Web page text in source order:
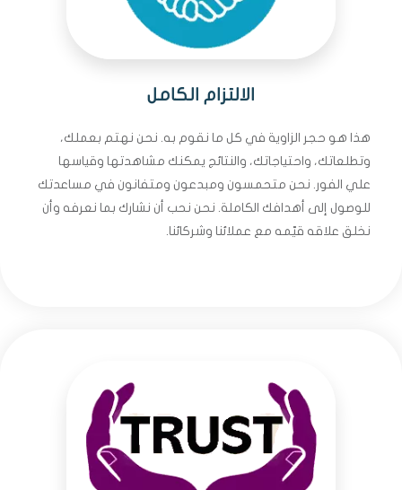
الالتزام الكامل
هذا هو حجر الزاوية في كل ما نقوم به. نحن نهتم بعملك،
وتطلعاتك، واحتياجاتك، والنتائج يمكنك مشاهدتها وقياسها
علي الفور. نحن متحمسون ومبدعون ومتفانون في مساعدتك
للوصول إلى أهدافك الكاملة. نحن نحب أن نشارك بما نعرفه وأن
نخلق علاقه قيّمه مع عملائنا وشركائنا.